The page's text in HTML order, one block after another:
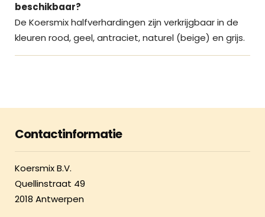
beschikbaar?
De Koersmix halfverhardingen zijn verkrijgbaar in de
kleuren rood, geel, antraciet, naturel (beige) en grijs.
Contactinformatie
Koersmix B.V.
Quellinstraat 49
2018 Antwerpen